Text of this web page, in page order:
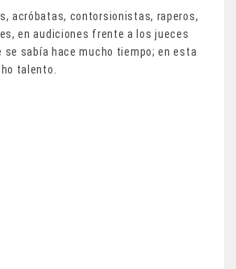
acróbatas, contorsionistas, raperos,
en audiciones frente a los jueces
se sabía hace mucho tiempo; en esta
talento.